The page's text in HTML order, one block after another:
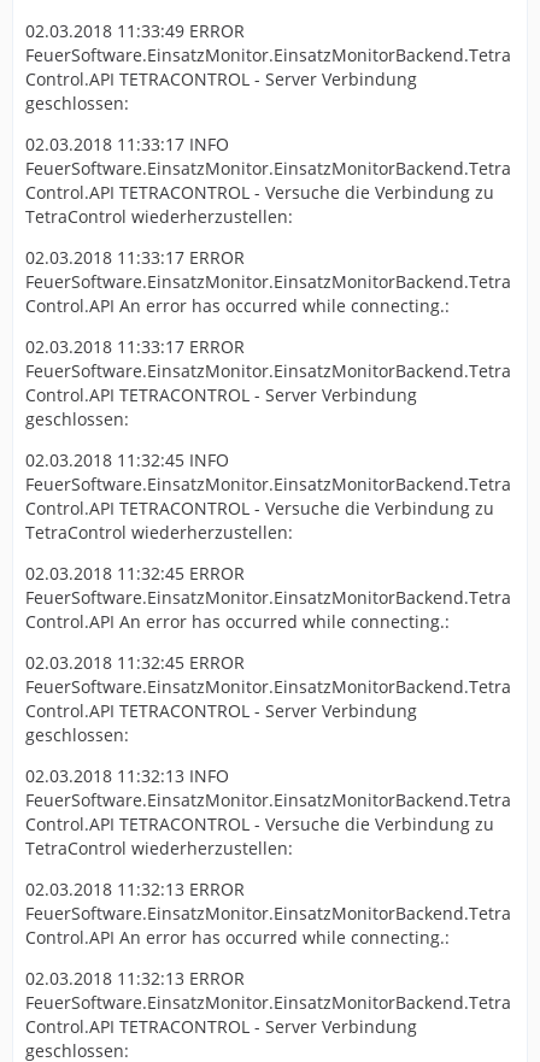
02.03.2018 11:33:49 ERROR
FeuerSoftware.EinsatzMonitor.EinsatzMonitorBackend.Tetra
Control.API TETRACONTROL - Server Verbindung
geschlossen:
02.03.2018 11:33:17 INFO
FeuerSoftware.EinsatzMonitor.EinsatzMonitorBackend.Tetra
Control.API TETRACONTROL - Versuche die Verbindung zu
TetraControl wiederherzustellen:
02.03.2018 11:33:17 ERROR
FeuerSoftware.EinsatzMonitor.EinsatzMonitorBackend.Tetra
Control.API An error has occurred while connecting.:
02.03.2018 11:33:17 ERROR
FeuerSoftware.EinsatzMonitor.EinsatzMonitorBackend.Tetra
Control.API TETRACONTROL - Server Verbindung
geschlossen:
02.03.2018 11:32:45 INFO
FeuerSoftware.EinsatzMonitor.EinsatzMonitorBackend.Tetra
Control.API TETRACONTROL - Versuche die Verbindung zu
TetraControl wiederherzustellen:
02.03.2018 11:32:45 ERROR
FeuerSoftware.EinsatzMonitor.EinsatzMonitorBackend.Tetra
Control.API An error has occurred while connecting.:
02.03.2018 11:32:45 ERROR
FeuerSoftware.EinsatzMonitor.EinsatzMonitorBackend.Tetra
Control.API TETRACONTROL - Server Verbindung
geschlossen:
02.03.2018 11:32:13 INFO
FeuerSoftware.EinsatzMonitor.EinsatzMonitorBackend.Tetra
Control.API TETRACONTROL - Versuche die Verbindung zu
TetraControl wiederherzustellen:
02.03.2018 11:32:13 ERROR
FeuerSoftware.EinsatzMonitor.EinsatzMonitorBackend.Tetra
Control.API An error has occurred while connecting.:
02.03.2018 11:32:13 ERROR
FeuerSoftware.EinsatzMonitor.EinsatzMonitorBackend.Tetra
Control.API TETRACONTROL - Server Verbindung
geschlossen: